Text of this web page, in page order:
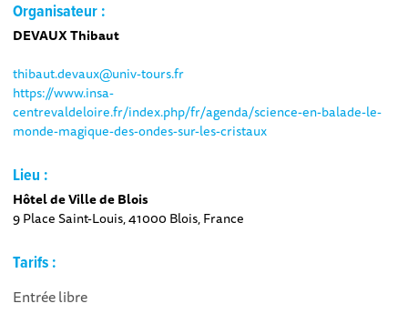
Organisateur :
DEVAUX Thibaut
thibaut.devaux@univ-tours.fr
https://www.insa-
centrevaldeloire.fr/index.php/fr/agenda/science-en-balade-le-
monde-magique-des-ondes-sur-les-cristaux
Lieu :
Hôtel de Ville de Blois
9 Place Saint-Louis, 41000 Blois, France
Tarifs :
Entrée libre